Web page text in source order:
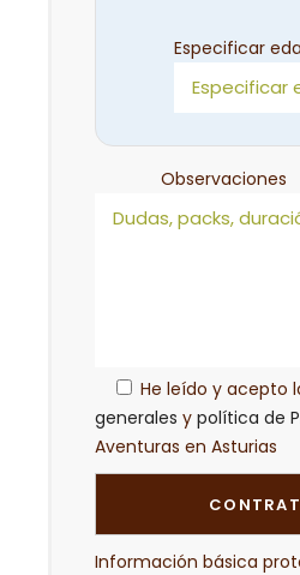
Especificar
Observaciones
He leído y acepto
generales y política de
Aventuras en Asturias
Información básica